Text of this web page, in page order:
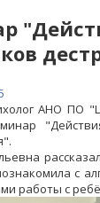
АНО ПО
с
работы с